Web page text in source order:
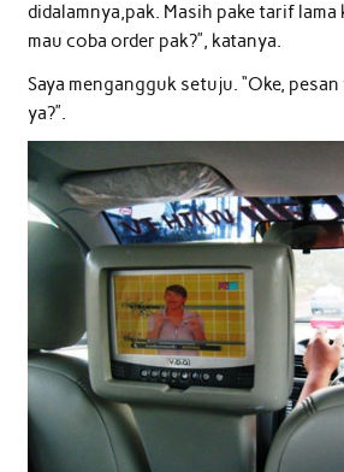
didalamnya,pak. Masih pake tarif lama
mau coba order pak?”, katanya.
Saya mengangguk setuju. “Oke,
ya?”.